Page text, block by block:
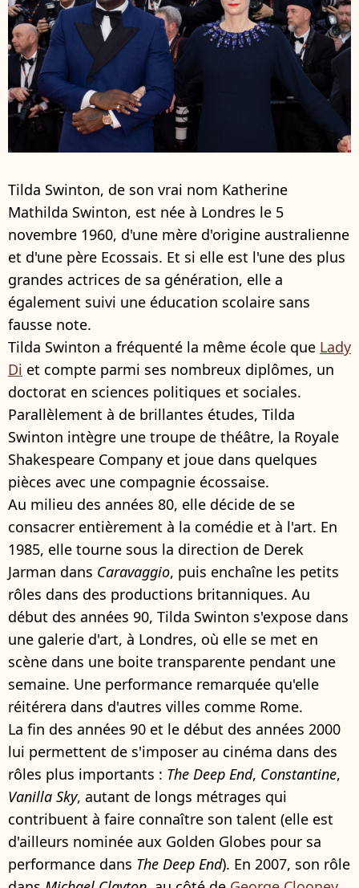
Tilda Swinton, de son vrai nom Katherine
Mathilda Swinton, est née à Londres le 5
novembre 1960, d'une mère d'origine australienne
et d'une père Ecossais. Et si elle est l'une des plus
grandes actrices de sa génération, elle a
également suivi une éducation scolaire sans
fausse note.
Tilda Swinton a fréquenté la même école que Lady
Di et compte parmi ses nombreux diplômes, un
doctorat en sciences politiques et sociales.
Parallèlement à de brillantes études, Tilda
Swinton intègre une troupe de théâtre, la Royale
Shakespeare Company et joue dans quelques
pièces avec une compagnie écossaise.
Au milieu des années 80, elle décide de se
consacrer entièrement à la comédie et à l'art. En
1985, elle tourne sous la direction de Derek
Jarman dans Caravaggio, puis enchaîne les petits
rôles dans des productions britanniques. Au
début des années 90, Tilda Swinton s'expose dans
une galerie d'art, à Londres, où elle se met en
scène dans une boite transparente pendant une
semaine. Une performance remarquée qu'elle
réitérera dans d'autres villes comme Rome.
La fin des années 90 et le début des années 2000
lui permettent de s'imposer au cinéma dans des
rôles plus importants : The Deep End, Constantine,
Vanilla Sky, autant de longs métrages qui
contribuent à faire connaître son talent (elle est
d'ailleurs nominée aux Golden Globes pour sa
performance dans The Deep End). En 2007, son rôle